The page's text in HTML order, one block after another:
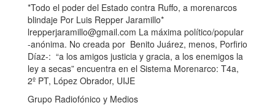
*Todo el poder del Estado contra Ruffo, a morenarcos
blindaje Por Luis Repper Jaramillo*
lrepperjaramillo@gmail.com La máxima político/popular
-anónima. No creada por Benito Juárez, menos, Porfirio
Díaz-: “a los amigos justicia y gracia, a los enemigos la
ley a secas” encuentra en el Sistema Morenarco: T4a,
2º PT, López Obrador, UIJE
Grupo Radiofónico y Medios